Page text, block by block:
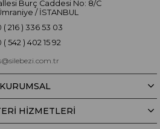
Burç Caddesi No: 8/C
/ İSTANBUL
( 216 ) 336 53 03
( 542 ) 402 15 92
KURUMSAL
HİZMETLERİ